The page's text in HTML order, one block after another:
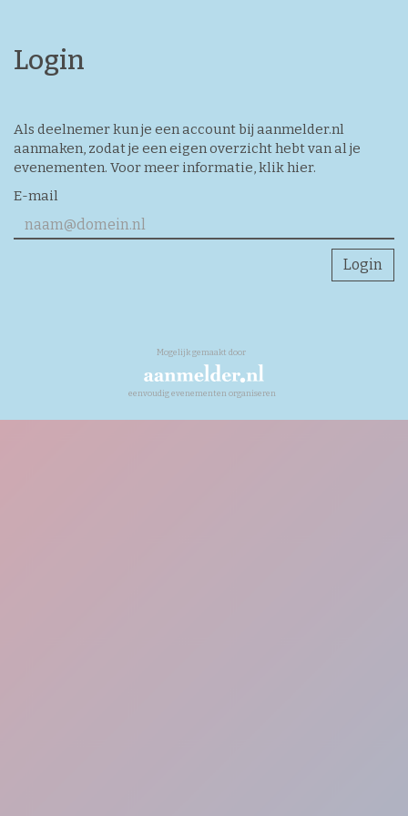
Login
Als deelnemer kun je een account bij aanmelder.nl
aanmaken, zodat je een eigen overzicht hebt van al je
evenementen. Voor meer informatie,klik hier.
E-mail
Login
Mogelijk gemaakt door
eenvoudig evenementen organiseren